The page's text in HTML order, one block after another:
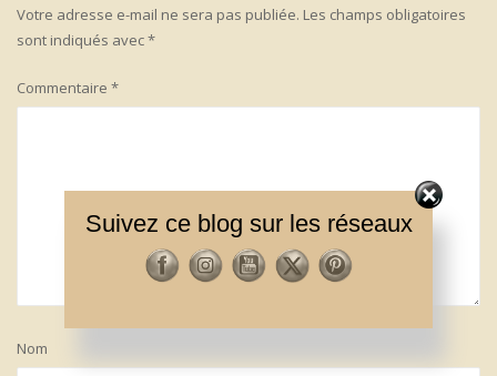
Votre adresse e-mail ne sera pas publiée. Les champs obligatoires
sont indiqués avec*
Commentaire *
Nom
Suivez ce blog sur les réseaux